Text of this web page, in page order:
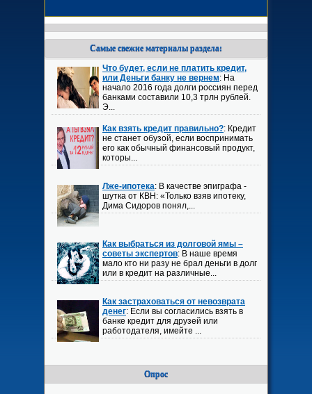
Самые свежие материалы раздела:
Что будет, если не платить кредит,
или Деньги банку не вернем: На
начало 2016 года долги россиян перед
банками составили 10,3 трлн рублей.
Э...
Как взять кредит правильно?: Кредит
не станет обузой, если воспринимать
его как обычный финансовый продукт,
которы...
Лже-ипотека: В качестве эпиграфа -
шутка от КВН: «Только взяв ипотеку,
Дима Сидоров понял,...
Как выбраться из долговой ямы –
советы экспертов: В наше время
мало кто ни разу не брал деньги в долг
или в кредит на различные...
Как застраховаться от невозврата
денег: Если вы согласились взять в
банке кредит для друзей или
работодателя, имейте ...
Опрос